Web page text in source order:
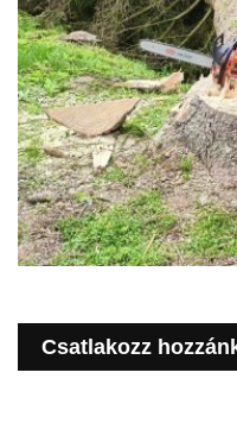
Csatlakozz